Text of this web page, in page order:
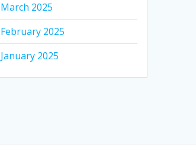
March 2025
February 2025
January 2025